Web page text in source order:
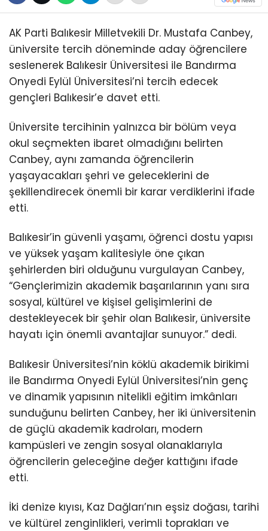
AK Parti Balıkesir Milletvekili Dr. Mustafa Canbey,
üniversite tercih döneminde aday öğrencilere
seslenerek Balıkesir Üniversitesi ile Bandırma
Onyedi Eylül Üniversitesi’ni tercih edecek
gençleri Balıkesir’e davet etti.
Üniversite tercihinin yalnızca bir bölüm veya
okul seçmekten ibaret olmadığını belirten
Canbey, aynı zamanda öğrencilerin
yaşayacakları şehri ve geleceklerini de
şekillendirecek önemli bir karar verdiklerini ifade
etti.
Balıkesir’in güvenli yaşamı, öğrenci dostu yapısı
ve yüksek yaşam kalitesiyle öne çıkan
şehirlerden biri olduğunu vurgulayan Canbey,
“Gençlerimizin akademik başarılarının yanı sıra
sosyal, kültürel ve kişisel gelişimlerini de
destekleyecek bir şehir olan Balıkesir, üniversite
hayatı için önemli avantajlar sunuyor.” dedi.
Balıkesir Üniversitesi’nin köklü akademik birikimi
ile Bandırma Onyedi Eylül Üniversitesi’nin genç
ve dinamik yapısının nitelikli eğitim imkânları
sunduğunu belirten Canbey, her iki üniversitenin
de güçlü akademik kadroları, modern
kampüsleri ve zengin sosyal olanaklarıyla
öğrencilerin geleceğine değer kattığını ifade
etti.
İki denize kıyısı, Kaz Dağları’nın eşsiz doğası, tarihi
ve kültürel zenginlikleri, verimli toprakları ve